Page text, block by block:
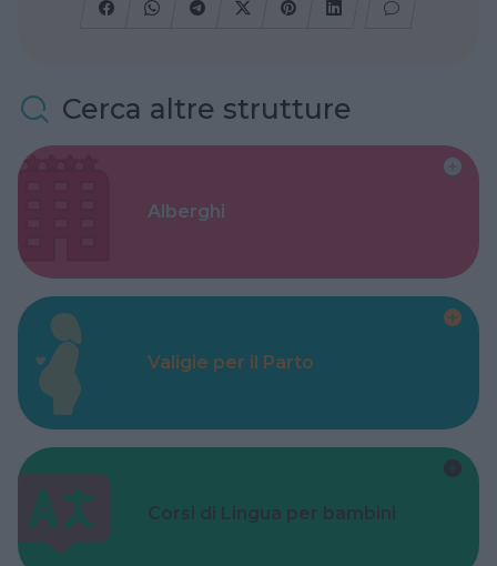
Cerca altre strutture
Alberghi
Valigie per il Parto
Corsi di Lingua per bambini